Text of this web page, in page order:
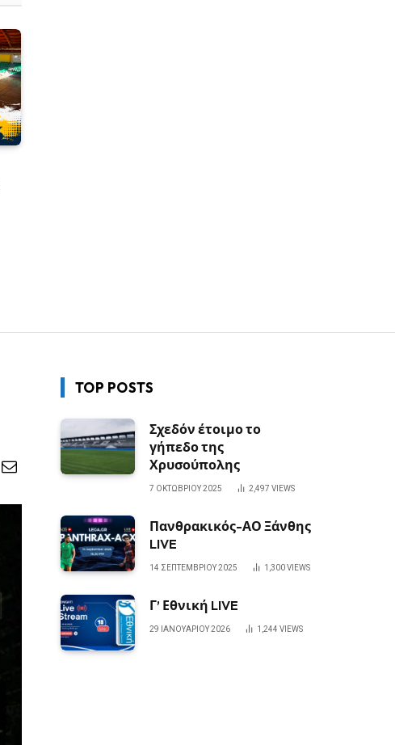
TOP POSTS
Σχεδόν έτοιμο το
γήπεδο της
Χρυσούπολης
7 ΟΚΤΩΒΡΊΟΥ 2025 2,497 VIEWS
Πανθρακικός-ΑΟ Ξάνθης
LIVE
14 ΣΕΠΤΕΜΒΡΊΟΥ 2025 1,300VIEWS
Γ’ Εθνική LIVE
29 ΙΑΝΟΥΑΡΊΟΥ 2026 1,244 VIEWS